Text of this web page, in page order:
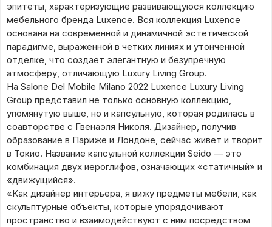
эпитеты, характеризующие развивающуюся коллекцию
мебельного бренда Luxence. Вся коллекция Luxence
основана на современной и динамичной эстетической
парадигме, выраженной в четких линиях и утонченной
отделке, что создает элегантную и безупречную
атмосферу, отличающую Luxury Living Group.
На Salone Del Mobile Milano 2022 Luxence Luxury Living
Group представил не только основную коллекцию,
упомянутую выше, но и капсульную, которая родилась в
соавторстве с Гвенаэля Николя. Дизайнер, получив
образование в Париже и Лондоне, сейчас живет и творит
в Токио. Название капсульной коллекции Seido — это
комбинация двух иероглифов, означающих «статичный» и
«движущийся».
«Как дизайнер интерьера, я вижу предметы мебели, как
скульптурные объекты, которые упорядочивают
пространство и взаимодействуют с ним посредством